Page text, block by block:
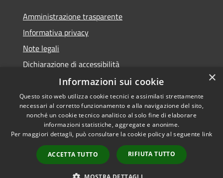
Amministrazione trasparente
Informativa privacy
Note legali
Dichiarazione di accessibilità
Accessibilità
Privacy
Mappa del sito
Copyright © 2026 • Comune di
Barberino di Mugello •
Powered byMunicipium •
Accesso redazione
×
Informazioni sui cookie
Questo sito web utilizza cookie tecnici e assimilati strettamente
necessari al corretto funzionamento e alla navigazione del sito,
nonché un cookie tecnico analitico al solo fine di elaborare
informazioni statistiche, aggregate e anonime.
Per maggiori dettagli, può consultare la cookie policy al seguente link
ACCETTA TUTTO RIFIUTA TUTTO